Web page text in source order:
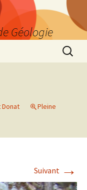
Géologie
Pleine
Suivant →